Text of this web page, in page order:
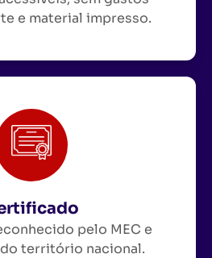
e material impresso.
pelo MEC e
território nacional.